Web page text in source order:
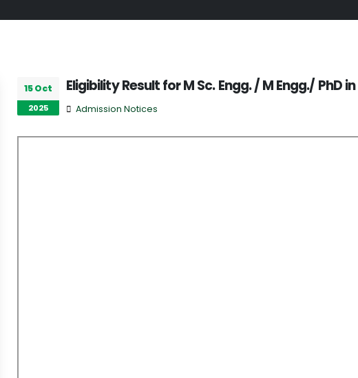
15 Oct
2025
Eligibility Result for M Sc. Engg. / M Engg./ PhD in
Admission Notices